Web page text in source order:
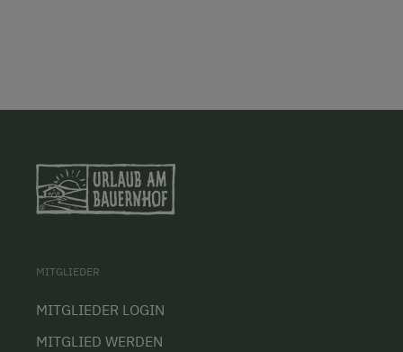
MITGLIEDER
MITGLIEDER LOGIN
MITGLIED WERDEN